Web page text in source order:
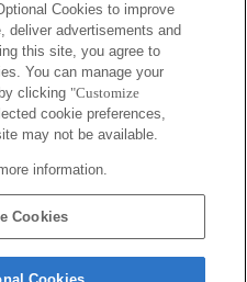
Cookies to improve
deliver advertisements and
this site, you agree to
You can manage your
clicking "Customize
cookie preferences,
may not be available.
information.
Cookies